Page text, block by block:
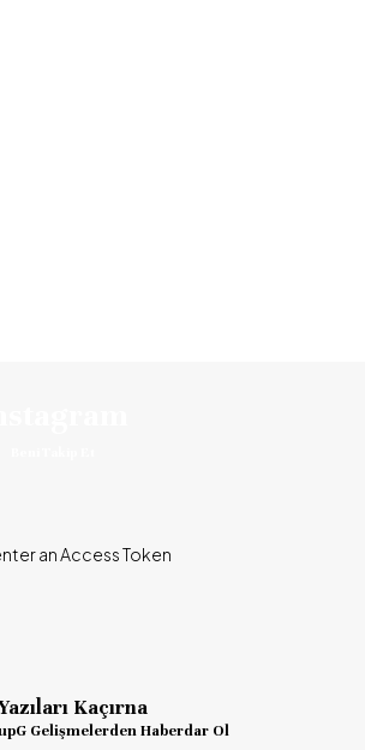
an Access Token
Kaçırna
Gelişmelerden Haberdar Ol